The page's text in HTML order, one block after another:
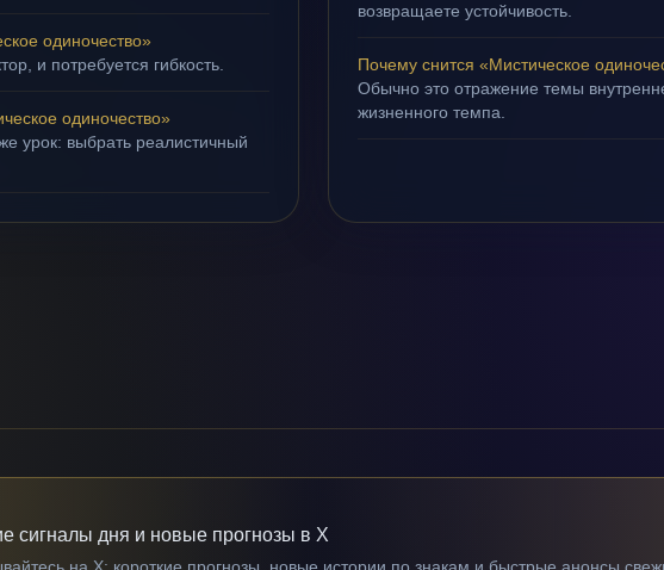
одиночество»
и потребуется гибкость.
одиночество»
урок: выбрать реалистичный
возвращаете устойчивость.
Почему снится «Мистическое
Обычно это отражение темы
жизненного темпа.
сигналы дня и новые прогнозы в X